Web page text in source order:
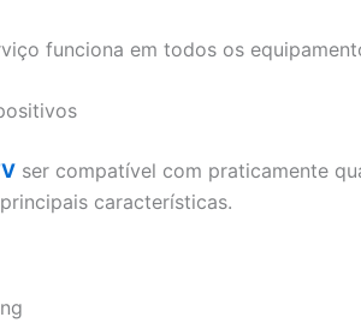
funciona em todos os
ser compatível com praticamente
características.